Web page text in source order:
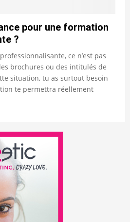
pour une formation
?
ce n’est pas
brochures ou des intitulés de
situation, tu as surtout besoin
te permettra réellement